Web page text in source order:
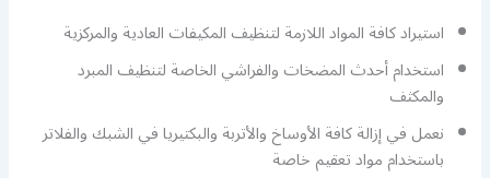
استيراد كافة المواد اللازمة لتنظيف المكيفات العادية والمركزية
استخدام أحدث المضخات والفراشي الخاصة لتنظيف المبرد
والمكثف
نعمل في إزالة كافة الأوساخ والأتربة والبكتيريا في الشبك والفلاتر
باستخدام مواد تعقيم خاصة